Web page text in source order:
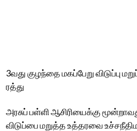
3வது குழந்தை மகப்பேறு விடுப்பு
ரத்து
அரசுப் பள்ளி ஆசிரியைக்கு
விடுப்பை மறுத்த உத்தரவை